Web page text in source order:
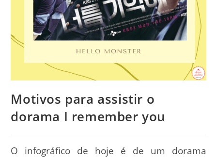
Motivos para assistir o
dorama I remember you
O infográfico de hoje é de um dorama